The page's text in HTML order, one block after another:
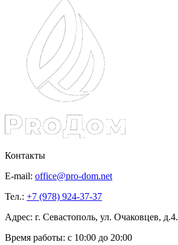
Контакты
E-mail: office@pro-dom.net
Тел.: +7 (978) 924-37-37
Адрес: г. Севастополь, ул. Очаковцев, д.4.
Время работы: с 10:00 до 20:00